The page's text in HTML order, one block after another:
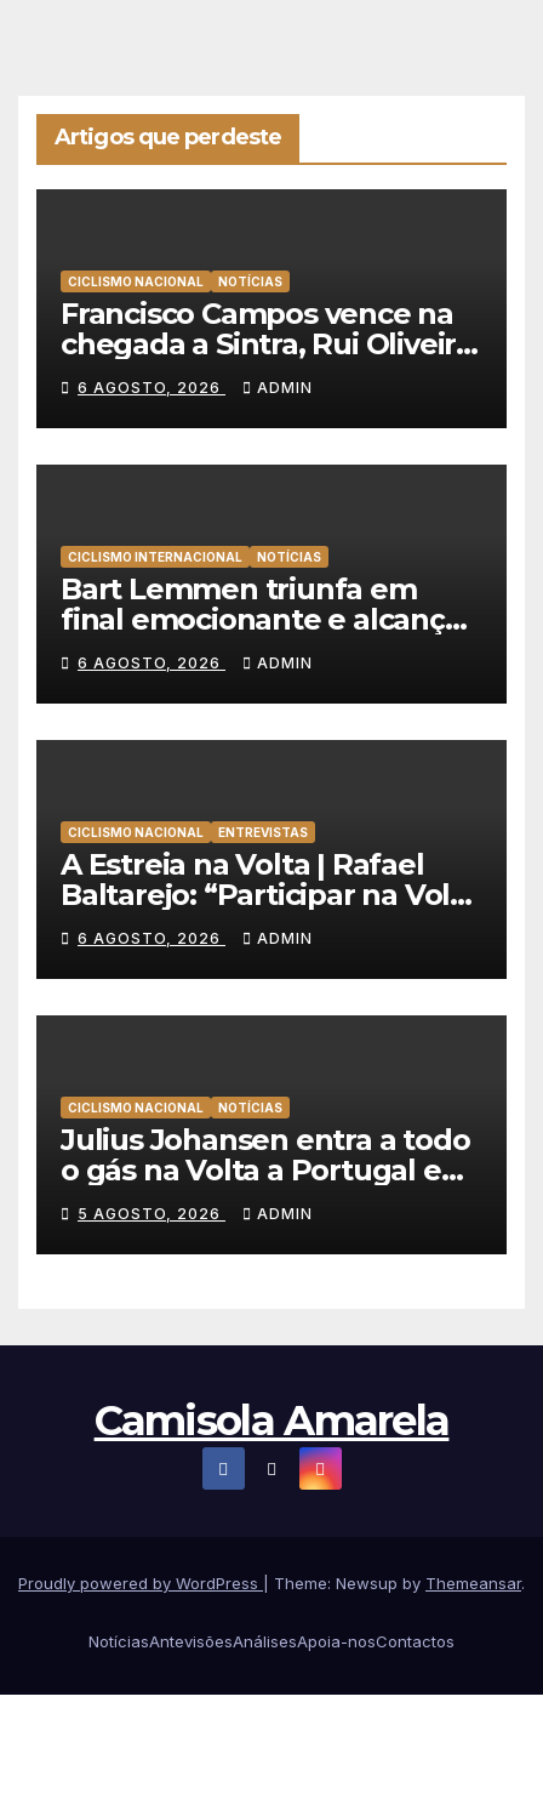
Artigos que perdeste
CICLISMO NACIONAL NOTÍCIAS
Francisco Campos vence na
chegada a Sintra, Rui Oliveira
veste de amarelo na Volta a
Portugal
6 AGOSTO, 2026 ADMIN
CICLISMO INTERNACIONAL NOTÍCIAS
Bart Lemmen triunfa em
final emocionante e alcança
a primeira vitória da carreira
na Volta à Polónia
6 AGOSTO, 2026 ADMIN
CICLISMO NACIONAL ENTREVISTAS
A Estreia na Volta | Rafael
Baltarejo: “Participar na Volta
a Portugal é o sonho de
qualquer ciclista”
6 AGOSTO, 2026 ADMIN
CICLISMO NACIONAL NOTÍCIAS
Julius Johansen entra a todo
o gás na Volta a Portugal e
lidera dobradinha da UAE
Team Emirates em Lisboa
5 AGOSTO, 2026 ADMIN
Camisola Amarela
Proudly powered by WordPress Theme: Newsup by Themeansar.
NotíciasAntevisõesAnálisesApoia-nosContactos